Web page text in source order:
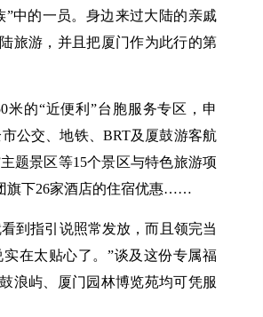
中的一员。身边来过大陆的亲戚
旅游，并且把厦门作为此行的第
的“近便利”台胞服务专区，申
公交、地铁、BRT及厦鼓游客航
题景区等15个景区与特色旅游项
旗下26家酒店的住宿优惠……
到指引说照常发放，而且领完当
在太贴心了。”谈及这份专属福
浪屿、厦门园林博览苑均可凭服